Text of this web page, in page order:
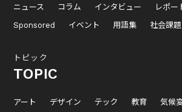
ニュース コラム インタビュー レポー
Sponsored
イベント 用語集 社会課
トピック
TOPIC
アート デザイン テック 教育
気候